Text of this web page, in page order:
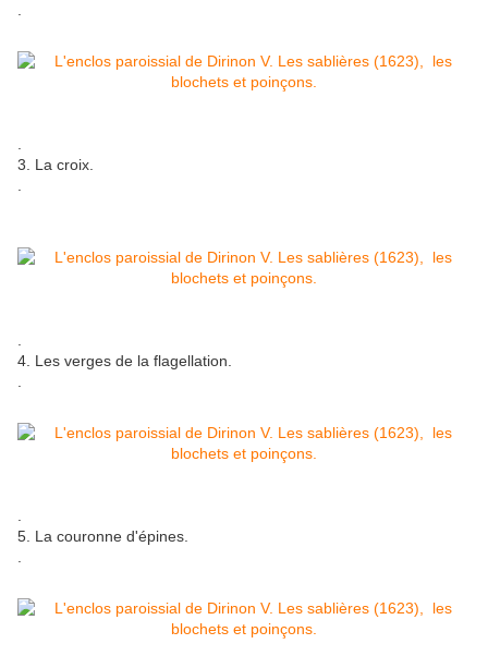
3. La croix.
4. Les verges de la flagellation.
5. La couronne d'épines.